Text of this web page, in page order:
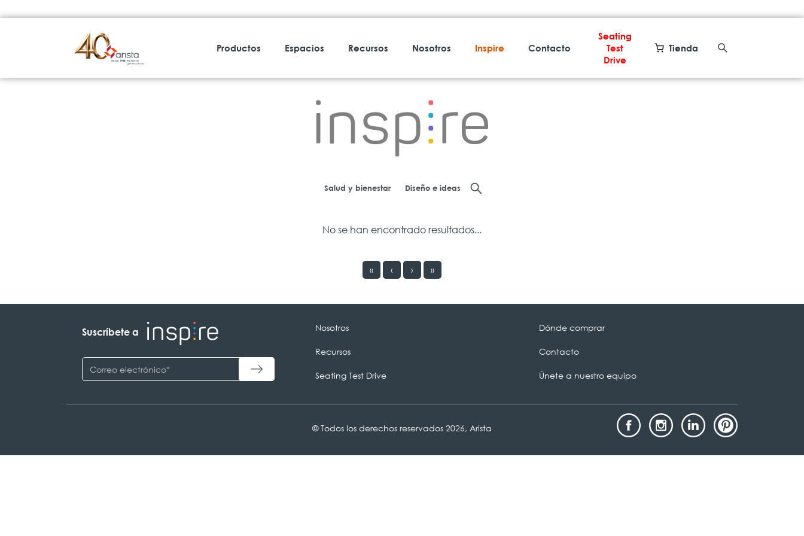
Productos Espacios Recursos Nosotros Inspire Contacto
Seating
Test
Drive
Tienda
Salud y bienestar Diseño e ideas
No se han encontrado resultados...
« ‹ › »
Suscríbete a Nosotros
Recursos
Seating Test Drive
Dónde comprar
Contacto
Únete a nuestro equipo
© Todos los derechos reservados 2026, Arista